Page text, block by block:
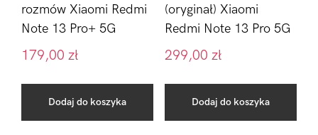
rozmów Xiaomi Redmi
Note 13 Pro+ 5G
179,00 zł
Dodaj do koszyka
(oryginał) Xiaomi
Redmi Note 13 Pro 5G
299,00 zł
Dodaj do koszyka